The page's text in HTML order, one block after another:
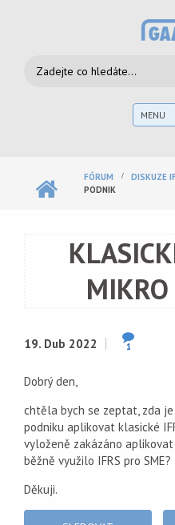
Vyhledávání
FÓRUM DISKUZE
PODNIK
19. Dub 2022 1
Dobrý den,
chtěla bych se zeptat, zda
podniku aplikovat klasické
vyloženě zakázáno
běžně využilo IFRS pro SME?
Děkuji.